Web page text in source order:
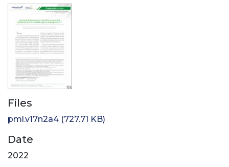
Files
pml.v17n2a4 (727.71 KB)
Date
2022